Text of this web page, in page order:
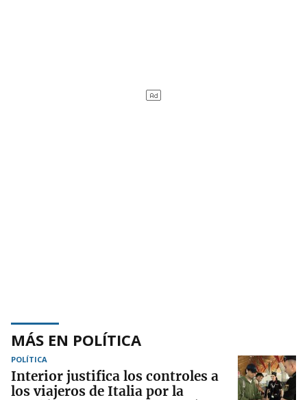
MÁS EN POLÍTICA
POLÍTICA
Interior justifica los controles a
los viajeros de Italia por la